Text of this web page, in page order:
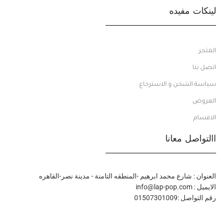
لينكات مفيده
المتجر
اتصل بنا
سياسة الشحن و الاسترجاع
العروض
الاقسام
االتواصل معانا
العنوان : شارع محمد ابرهيم -المنطقه التامنة - مدينة نصر-القاهره
الايميل : info@lap-pop.com
رقم التواصل :01507301009